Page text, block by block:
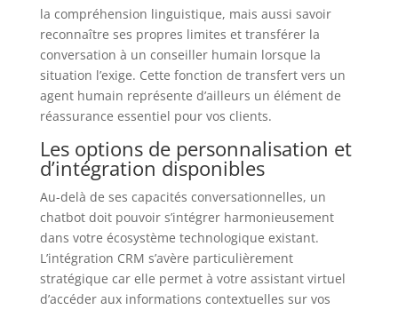
la compréhension linguistique, mais aussi savoir
reconnaître ses propres limites et transférer la
conversation à un conseiller humain lorsque la
situation l’exige. Cette fonction de transfert vers un
agent humain représente d’ailleurs un élément de
réassurance essentiel pour vos clients.
Les options de personnalisation et
d’intégration disponibles
Au-delà de ses capacités conversationnelles, un
chatbot doit pouvoir s’intégrer harmonieusement
dans votre écosystème technologique existant.
L’intégration CRM s’avère particulièrement
stratégique car elle permet à votre assistant virtuel
d’accéder aux informations contextuelles sur vos